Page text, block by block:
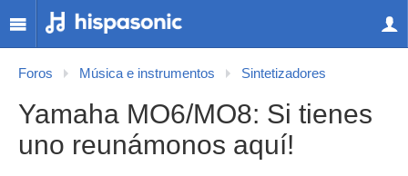
Foros Música e instrumentos Sintetizadores
Yamaha MO6/MO8: Si tienes
uno reunámonos aquí!